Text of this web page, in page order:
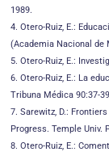
1989.
4. Otero-Ruiz, E.:
(Academia Nacional de
5. Otero-Ruiz, E.:
6. Otero-Ruiz, E.: La
Tribuna Médica 90:37-
7. Sarewitz, D.:
Progress. Temple Univ.
8. Otero-Ruiz, E.: